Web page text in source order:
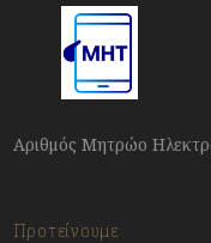
Αριθμός Μητρώο
Προτείνουμε